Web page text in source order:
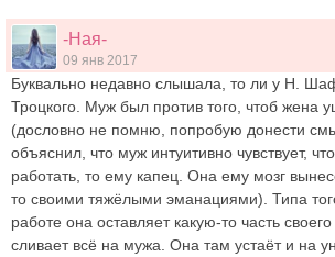
-Ная-
09 янв 2017
Буквально недавно слышала, то ли у Н.
Троцкого. Муж был против того, чтоб жена
(дословно не помню, попробую донести
объяснил, что муж интуитивно чувствует,
работать, то ему капец. Она ему мозг
то своими тяжёлыми эманациями). Типа
работе она оставляет какую-то часть
сливает всё на мужа. Она там устаёт и на